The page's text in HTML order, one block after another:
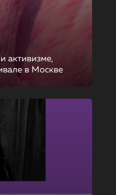
активизме,
в Москве